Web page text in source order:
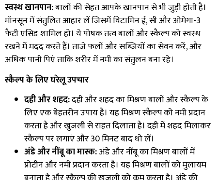
स्वस्थ खानपान:बालों की सेहत आपके खानपान से भी जुड़ी होती है।
मॉनसून में संतुलित आहार लें जिसमें विटामिन ई, सी और ओमेगा-3
फैटी एसिड शामिल हो। ये पोषक तत्व बालों और स्कैल्प को स्वस्थ
रखने में मदद करते हैं। ताजे फलों और सब्जियों का सेवन करें, और
अधिक पानी पिएं ताकि शरीर में नमी का संतुलन बना रहे।
स्कैल्प के लिए घरेलू उपचार
दही और शहद:दही और शहद का मिश्रण बालों और स्कैल्प के
लिए एक बेहतरीन उपाय है। यह मिश्रण स्कैल्प को नमी प्रदान
करता है और खुजली से राहत दिलाता है। दही में शहद मिलाकर
स्कैल्प पर लगाएं और 30 मिनट बाद धो लें।
अंडे और नींबू का मास्क:अंडे और नींबू का मिश्रण बालों में
प्रोटीन और नमी प्रदान करता है। यह मिश्रण बालों को मुलायम